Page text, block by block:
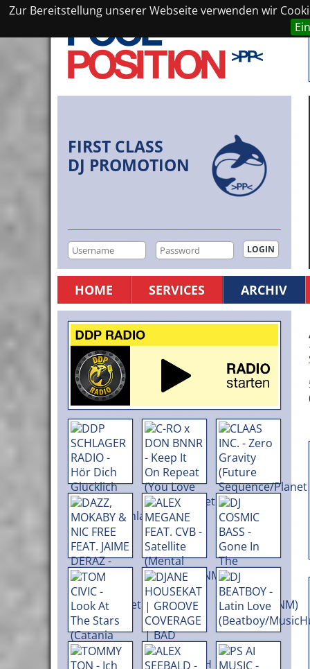
Zur Bereitstellung unserer Webseite verwenden wir
FIRST CLASS
DJ PROMOTION
HOME SERVICES ARCHIV